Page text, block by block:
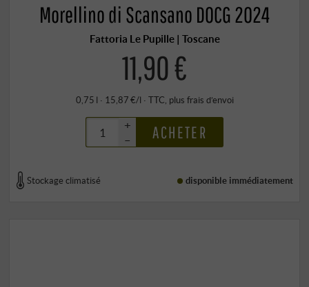
Morellino di Scansano DOCG 2024
Fattoria Le Pupille | Toscane
11,90 €
0,75 l · 15,87 €/l · TTC, plus frais d’envoi
+
–
ACHETER
Stockage climatisé disponible immédiatement